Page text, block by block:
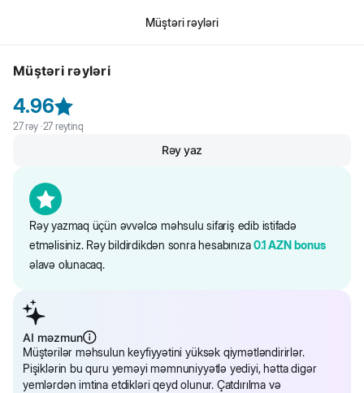
Müştəri rəyləri
Müştəri rəyləri
4.96
27rəy ·27 reytinq
Rəy yazmaq üçün əvvəlcə məhsulu sifariş edib istifadə
etməlisiniz. Rəy bildirdikdən sonra hesabınıza0.1 AZN bonus
əlavə olunacaq.
Rəy yaz
AI məzmun
Müştərilər məhsulun keyfiyyətini yüksək qiymətləndirirlər.
Pişiklərin bu quru yeməyi məmnuniyyətlə yediyi, hətta digər
yemlərdən imtina etdikləri qeyd olunur. Çatdırılma və